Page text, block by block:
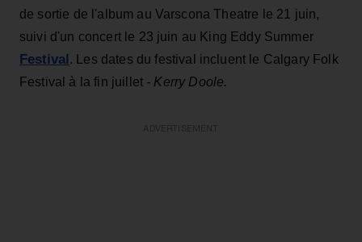
de sortie de l'album au Varscona Theatre le 21 juin,
suivi d'un concert le 23 juin au King Eddy Summer
Festival. Les dates du festival incluent le Calgary Folk
Festival à la fin juillet - Kerry Doole.